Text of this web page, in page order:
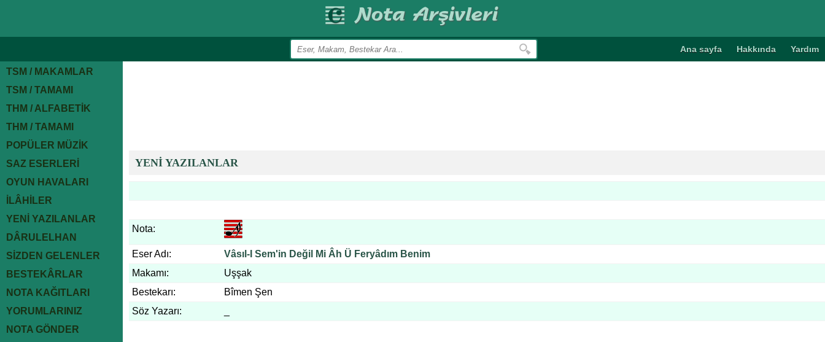
Ana sayfa Hakkında Yardım
TSM / MAKAMLAR
TSM / TAMAMI
THM / ALFABETİK
THM / TAMAMI
POPÜLER MÜZİK
SAZ ESERLERİ
OYUN HAVALARI
İLÂHİLER
YENİ YAZILANLAR
DÂRULELHAN
SİZDEN GELENLER
BESTEKÂRLAR
NOTA KAĞITLARI
YORUMLARINIZ
NOTA GÖNDER
YENİ YAZILANLAR
Nota:
Eser Adı:
Vâsıl-I Sem'in Değil Mi Âh Ü Feryâdım Benim
Makamı:
Uşşak
Bestekarı:
Bîmen Şen
Söz Yazarı: